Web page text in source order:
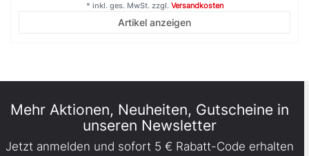
Artikel anzeigen
* inkl. ges. MwSt.zzgl. Versandkosten
Mehr Aktionen, Neuheiten, Gutscheine in
unseren Newsletter
Jetzt anmelden und sofort 5 € Rabatt-Code erhalten